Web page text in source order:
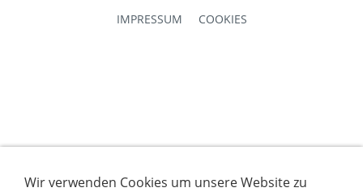
IMPRESSUM COOKIES
Wir verwenden Cookies um unsere Website zu